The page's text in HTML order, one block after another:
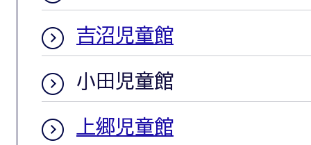
吉沼児童館
小田児童館
上郷児童館